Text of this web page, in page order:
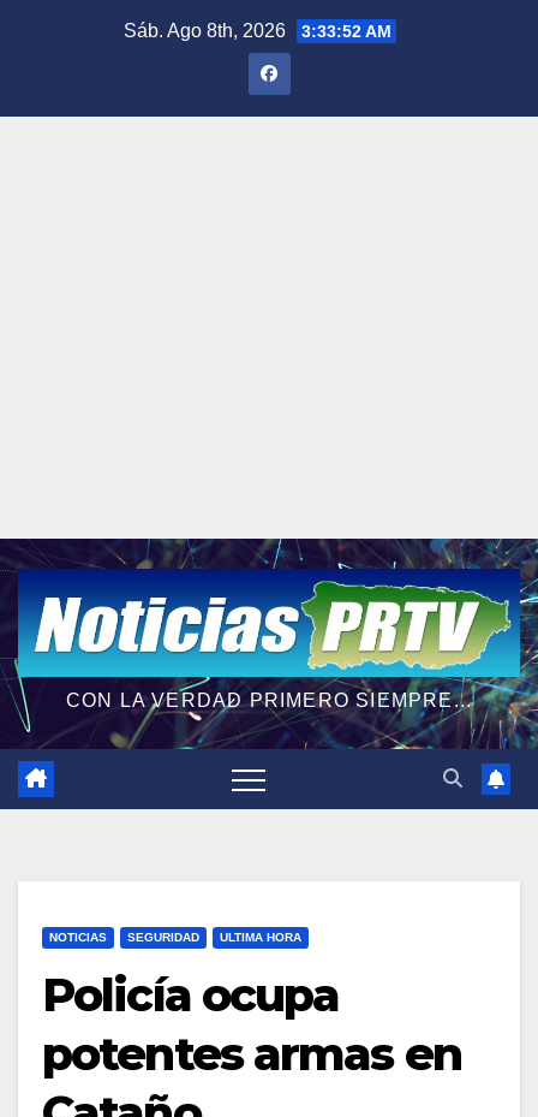
Sáb. Ago 8th, 2026 3:33:53 AM
CON LA VERDAD PRIMERO SIEMPRE...
NOTICIAS SEGURIDAD ULTIMA HORA
Policía ocupa
potentes armas en